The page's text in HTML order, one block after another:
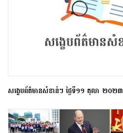
សង្ខេបព័ត៌មានសំខាន់ៗ ថ្ងៃទី១១ តុលា ២០២៣